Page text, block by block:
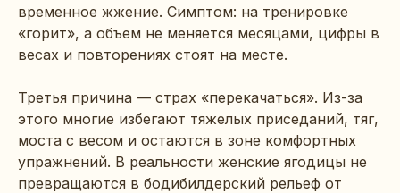
временное жжение. Симптом: на тренировке
«горит», а объем не меняется месяцами, цифры в
весах и повторениях стоят на месте.
Третья причина — страх «перекачаться». Из-за
этого многие избегают тяжелых приседаний, тяг,
моста с весом и остаются в зоне комфортных
упражнений. В реальности женские ягодицы не
превращаются в бодибилдерский рельеф от